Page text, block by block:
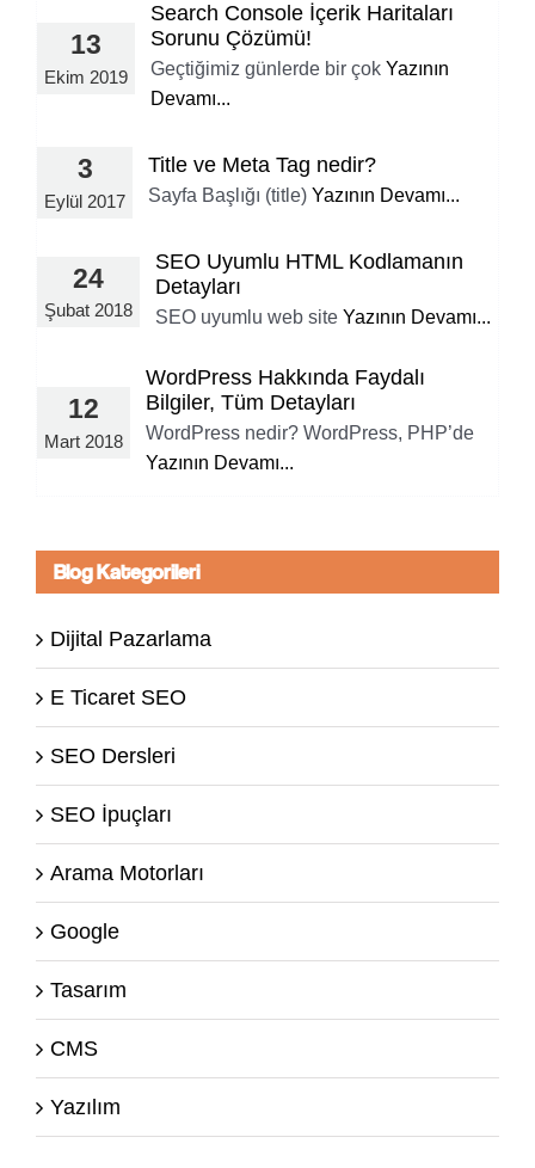
13
Ekim 2019
Search Console İçerik Haritaları
Sorunu Çözümü!
Geçtiğimiz günlerde bir çok Yazının
Devamı...
3
Eylül 2017
Title ve Meta Tag nedir?
Sayfa Başlığı (title) Yazının Devamı...
24
Şubat 2018
SEO Uyumlu HTML Kodlamanın
Detayları
SEO uyumlu web site Yazının Devamı...
12
Mart 2018
WordPress Hakkında Faydalı
Bilgiler, Tüm Detayları
WordPress nedir? WordPress, PHP’de
Yazının Devamı...
Blog Kategorileri
Dijital Pazarlama
E Ticaret SEO
SEO Dersleri
SEO İpuçları
Arama Motorları
Google
Tasarım
CMS
Yazılım